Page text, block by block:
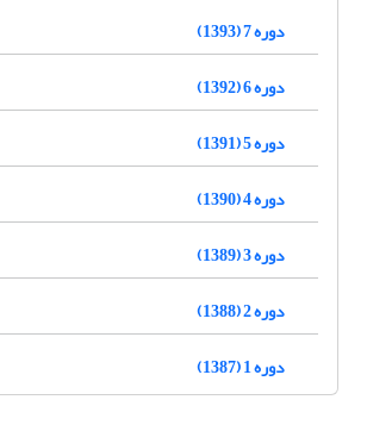
دوره 7 (1393)
دوره 6 (1392)
دوره 5 (1391)
دوره 4 (1390)
دوره 3 (1389)
دوره 2 (1388)
دوره 1 (1387)